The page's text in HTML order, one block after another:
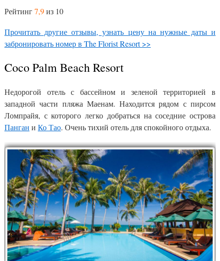
Рейтинг7,9из 10
Прочитать другие отзывы, узнать цену на нужные даты и
забронировать номер в The Florist Resort >>
Coco Palm Beach Resort
Недорогой отель с бассейном и зеленой территорией в
западной части пляжа Маенам. Находится рядом с пирсом
Ломпрайя, с которого легко добраться на соседние острова
Панган и Ко Тао. Очень тихий отель для спокойного отдыха.